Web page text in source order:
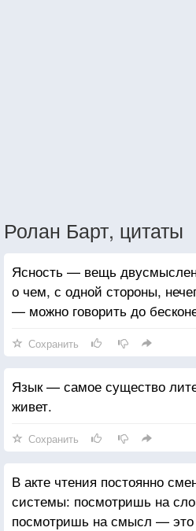
Ролан Барт, цитаты
Ясность — вещь
о чем, с одной стороны,
— можно говорить до
Сохранить
Язык — самое существо
живет.
Сохранить
В акте чтения постоянно
системы: посмотришь на
посмотришь на смысл — это